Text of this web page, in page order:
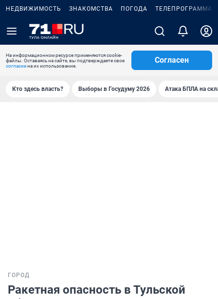
НЕДВИЖИМОСТЬ ЗНАКОМСТВА ПОГОДА ТЕЛЕПРОГРАММА
На информационном ресурсе применяются cookie-
файлы. Оставаясь на сайте, вы подтверждаете свое
согласиена их использование.
Согласен
Кто здесь власть? Выборы в Госудуму 2026 Атака БПЛА на
ГОРОД
Ракетная опасность в Тульской